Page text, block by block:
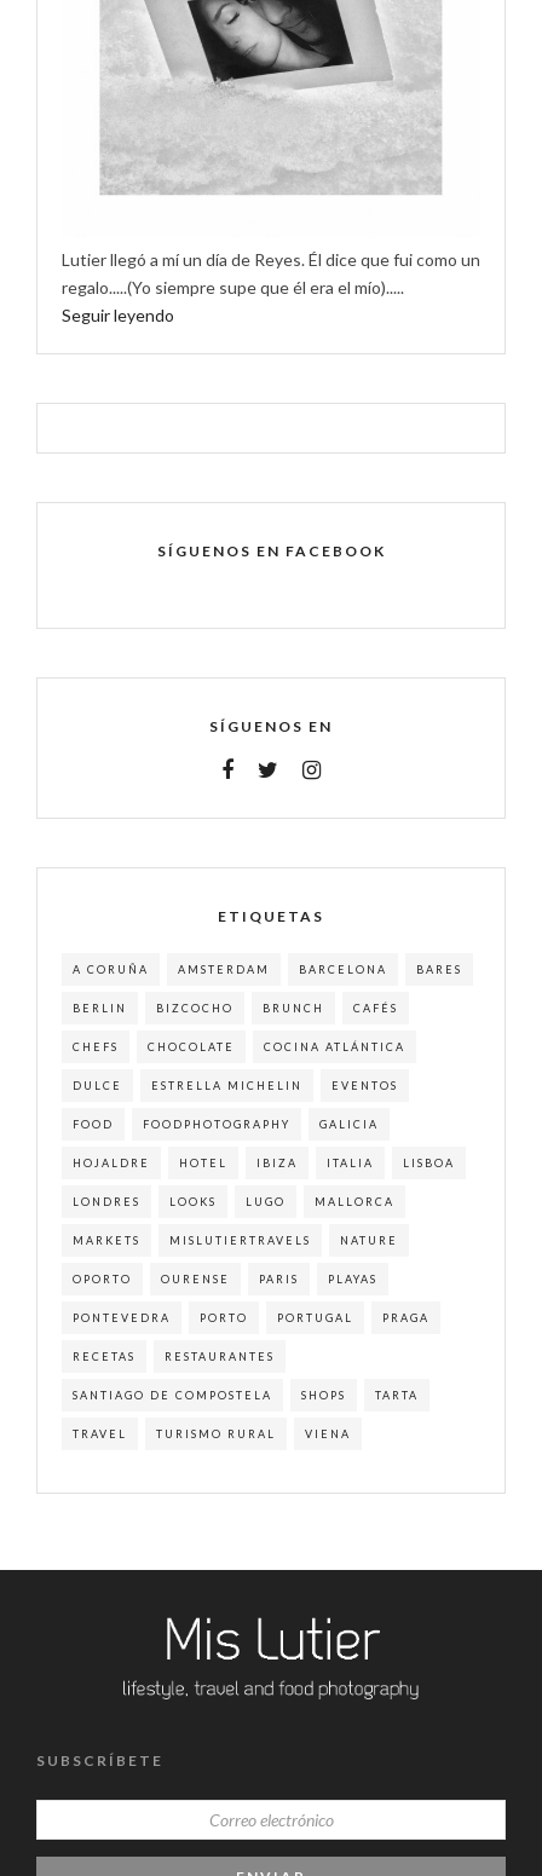
Lutier llegó a mí un día de Reyes. Él dice que fui como un
regalo.....(Yo siempre supe que él era el mío).....
Seguir leyendo
SÍGUENOS EN FACEBOOK
SÍGUENOS EN
ETIQUETAS
A CORUÑA AMSTERDAM BARCELONA BARES
BERLIN BIZCOCHO BRUNCH CAFÉS
CHEFS CHOCOLATE COCINA ATLÁNTICA
DULCE ESTRELLA MICHELIN EVENTOS
FOOD FOODPHOTOGRAPHY GALICIA
HOJALDRE HOTEL IBIZA ITALIA LISBOA
LONDRES LOOKS LUGO MALLORCA
MARKETS MISLUTIERTRAVELS NATURE
OPORTO OURENSE PARIS PLAYAS
PONTEVEDRA PORTO PORTUGAL PRAGA
RECETAS RESTAURANTES
SANTIAGO DE COMPOSTELA SHOPS TARTA
TRAVEL TURISMO RURAL VIENA
SUBSCRÍBETE